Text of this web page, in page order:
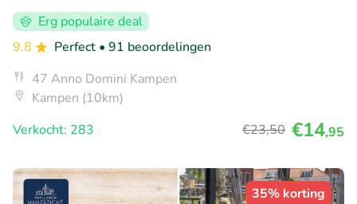
Erg populaire deal
9.8
Perfect • 91 beoordelingen
47 Anno Domini Kampen
Kampen (10km)
Verkocht: 283
€23,50 €14,95
35% korting